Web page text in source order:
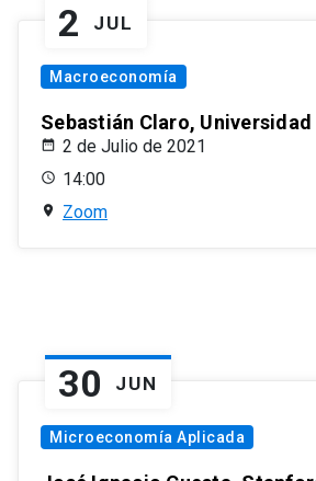
2 JUL
Macroeconomía
Sebastián Claro, Universidad
2 de Julio de 2021
14:00
Zoom
30 JUN
Microeconomía Aplicada